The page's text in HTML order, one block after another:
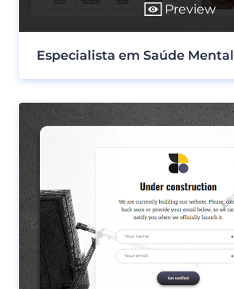
Preview
Especialista em Saúde Mental